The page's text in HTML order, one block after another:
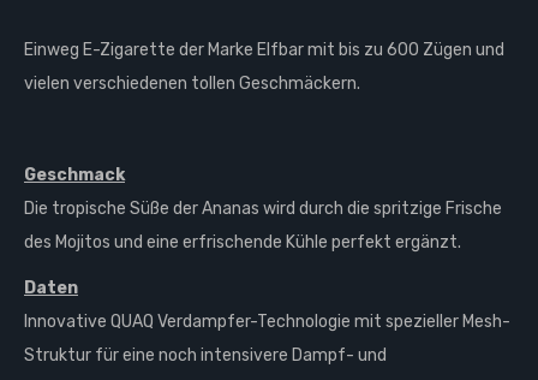
Einweg E-Zigarette der Marke Elfbar mit bis zu 600 Zügen und
vielen verschiedenen tollen Geschmäckern.
Geschmack
Die tropische Süße der Ananas wird durch die spritzige Frische
des Mojitos und eine erfrischende Kühle perfekt ergänzt.
Daten
Innovative QUAQ Verdampfer-Technologie mit spezieller Mesh-
Struktur für eine noch intensivere Dampf- und